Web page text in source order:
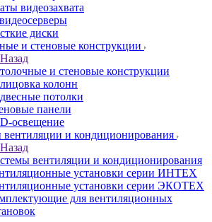
видеозахвата
диски
и стеновые конструкции
Назад
и стеновые конструкции
колонн
потолки
панели
освещение
и кондиционирования
Назад
вентиляции и кондиционирования
установки серии ИНТЕХ
установки серии ЭКОТЕХ
для вентиляционных